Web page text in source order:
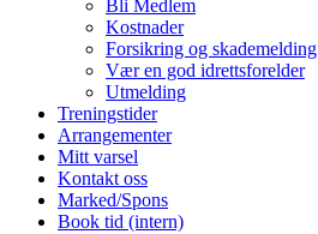
Bli Medlem
Kostnader
Forsikring og skademelding
Vær en god idrettsforelder
Utmelding
Treningstider
Arrangementer
Mitt varsel
Kontakt oss
Marked/Spons
Book tid (intern)